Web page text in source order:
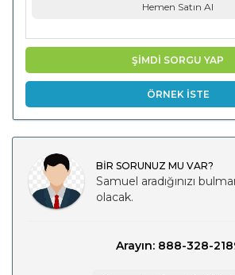
Hemen Satın Al
ŞİMDİ SORGU YAP
ÖRNEK İSTE
BİR SORUNUZ MU VAR?
Samuel aradığınızı
olacak.
Arayın: 888-328-